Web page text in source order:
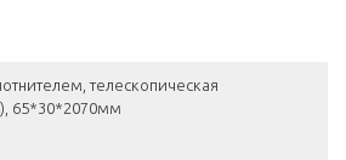
телескопическая
65*30*2070мм